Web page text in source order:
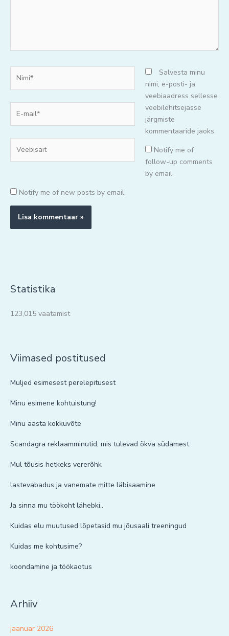
mail*
Salvesta minu
nimi, e-posti- ja
veebiaadress sellesse
veebilehitsejasse
järgmiste
kommentaaride jaoks.
Notify me of
follow-up comments
by email.
Notify me of new posts by email.
Statistika
123,015 vaatamist
Viimased postitused
Muljed esimesest perelepitusest
Minu esimene kohtuistung!
Minu aasta kokkuvõte
Scandagra reklaamminutid, mis tulevad õkva südamest.
Mul tõusis hetkeks vererõhk
lastevabadus ja vanemate mitte läbisaamine
Ja sinna mu töökoht lähebki..
Kuidas elu muutused lõpetasid mu jõusaali treeningud
Kuidas me kohtusime?
koondamine ja töökaotus
Arhiiv
jaanuar 2026